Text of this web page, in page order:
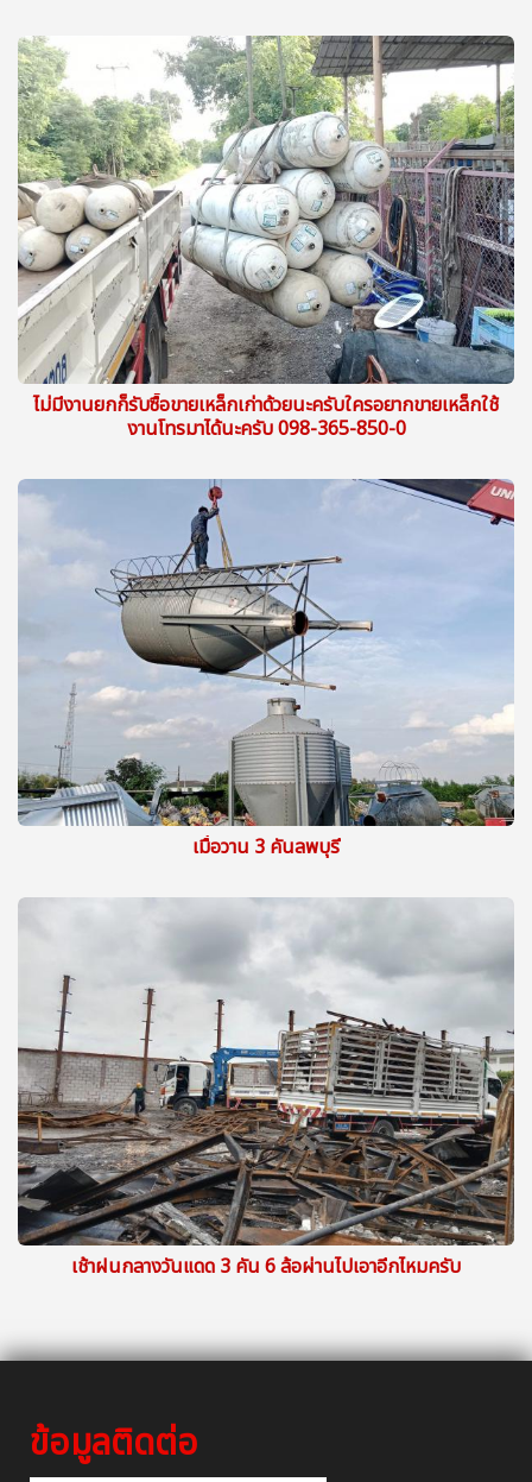
ไม่มีงานยกก็รับซื้อขายเหล็กเก่าด้วยนะครับใครอยากขายเหล็กใช้
งานโทรมาได้นะครับ 098-365-850-0
เมื่อวาน 3 คันลพบุรี
เช้าฝนกลางวันแดด 3 คัน 6 ล้อผ่านไปเอาอีกไหมครับ
ข้อมูลติดต่อ